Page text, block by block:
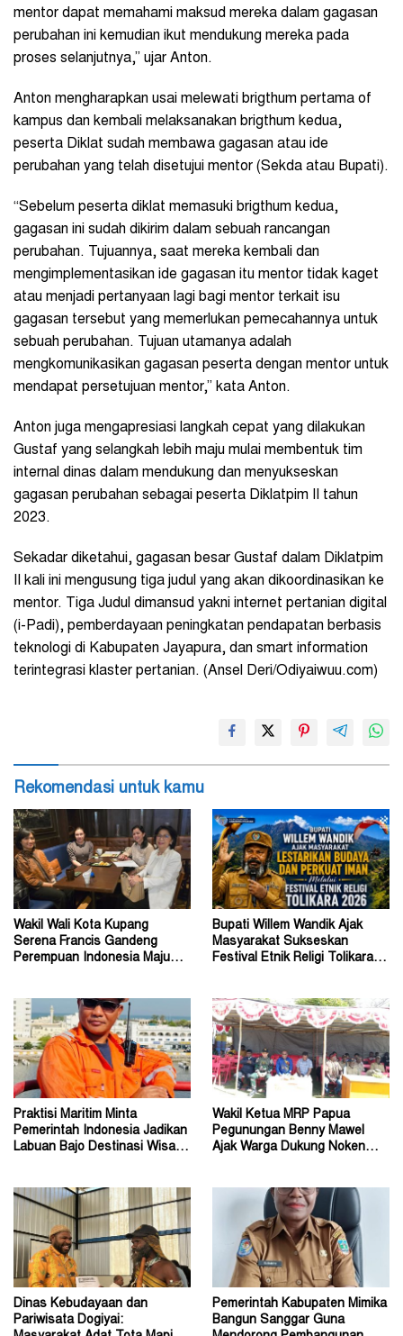
mentor dapat memahami maksud mereka dalam gagasan
perubahan ini kemudian ikut mendukung mereka pada
proses selanjutnya,” ujar Anton.
Anton mengharapkan usai melewati brigthum pertama of
kampus dan kembali melaksanakan brigthum kedua,
peserta Diklat sudah membawa gagasan atau ide
perubahan yang telah disetujui mentor (Sekda atau Bupati).
“Sebelum peserta diklat memasuki brigthum kedua,
gagasan ini sudah dikirim dalam sebuah rancangan
perubahan. Tujuannya, saat mereka kembali dan
mengimplementasikan ide gagasan itu mentor tidak kaget
atau menjadi pertanyaan lagi bagi mentor terkait isu
gagasan tersebut yang memerlukan pemecahannya untuk
sebuah perubahan. Tujuan utamanya adalah
mengkomunikasikan gagasan peserta dengan mentor untuk
mendapat persetujuan mentor,” kata Anton.
Anton juga mengapresiasi langkah cepat yang dilakukan
Gustaf yang selangkah lebih maju mulai membentuk tim
internal dinas dalam mendukung dan menyukseskan
gagasan perubahan sebagai peserta Diklatpim II tahun
2023.
Sekadar diketahui, gagasan besar Gustaf dalam Diklatpim
II kali ini mengusung tiga judul yang akan dikoordinasikan ke
mentor. Tiga Judul dimansud yakni internet pertanian digital
(i-Padi), pemberdayaan peningkatan pendapatan berbasis
teknologi di Kabupaten Jayapura, dan smart information
terintegrasi klaster pertanian. (Ansel Deri/Odiyaiwuu.com)
Rekomendasi untuk kamu
Wakil Wali Kota Kupang
Serena Francis Gandeng
Perempuan Indonesia Maju
Bupati Willem Wandik Ajak
Masyarakat Sukseskan
Festival Etnik Religi Tolikara
Praktisi Maritim Minta
Pemerintah Indonesia Jadikan
Labuan Bajo Destinasi Wisata
Wakil Ketua MRP Papua
Pegunungan Benny Mawel
Ajak Warga Dukung Noken
Dinas Kebudayaan dan
Pariwisata Dogiyai:
Pemerintah Kabupaten Mimika
Bangun Sanggar Guna